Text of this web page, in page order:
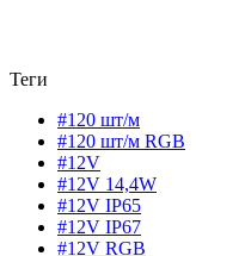
Теги
#120 шт/м
#120 шт/м RGB
#12V
#12V 14,4W
#12V IP65
#12V IP67
#12V RGB